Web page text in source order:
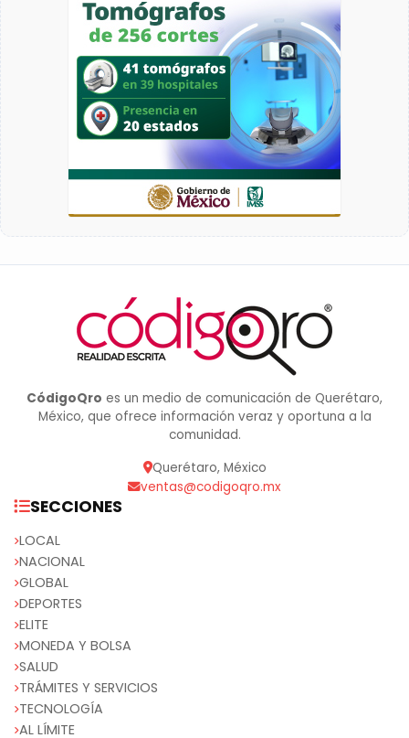
CódigoQro es un medio de comunicación de Querétaro,
México, que ofrece información veraz y oportuna a la
comunidad.
Querétaro, México
ventas@codigoqro.mx
SECCIONES
LOCAL
NACIONAL
GLOBAL
DEPORTES
ELITE
MONEDA Y BOLSA
SALUD
TRÁMITES Y SERVICIOS
TECNOLOGÍA
AL LÍMITE